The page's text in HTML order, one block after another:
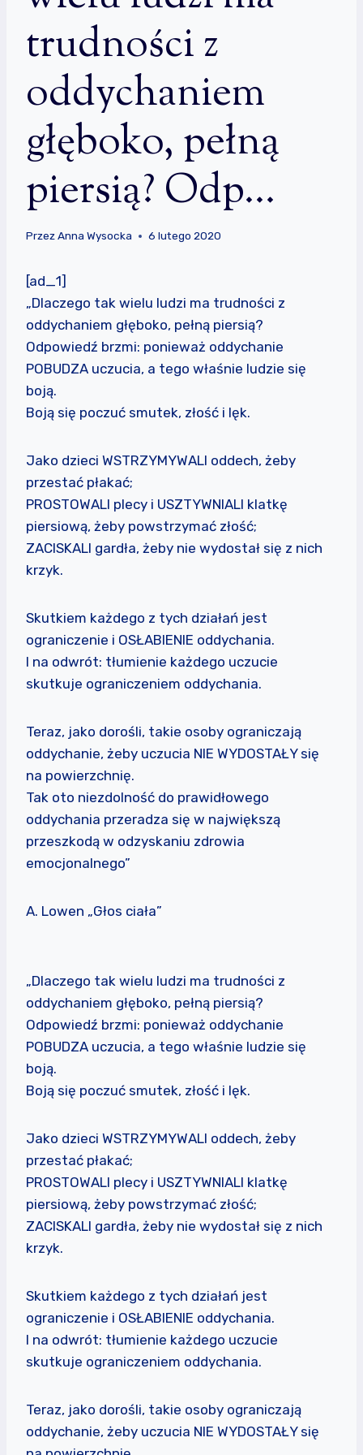
trudności z
oddychaniem
głęboko, pełną
piersią? Odp…
PrzezAnna Wysocka 6 lutego 2020
[ad_1]
„Dlaczego tak wielu ludzi ma trudności z
oddychaniem głęboko, pełną piersią?
Odpowiedź brzmi: ponieważ oddychanie
POBUDZA uczucia, a tego właśnie ludzie się
boją.
Boją się poczuć smutek, złość i lęk.
Jako dzieci WSTRZYMYWALI oddech, żeby
przestać płakać;
PROSTOWALI plecy i USZTYWNIALI klatkę
piersiową, żeby powstrzymać złość;
ZACISKALI gardła, żeby nie wydostał się z nich
krzyk.
Skutkiem każdego z tych działań jest
ograniczenie i OSŁABIENIE oddychania.
I na odwrót: tłumienie każdego uczucie
skutkuje ograniczeniem oddychania.
Teraz, jako dorośli, takie osoby ograniczają
oddychanie, żeby uczucia NIE WYDOSTAŁY się
na powierzchnię.
Tak oto niezdolność do prawidłowego
oddychania przeradza się w największą
przeszkodą w odzyskaniu zdrowia
emocjonalnego”
A. Lowen „Głos ciała”
„Dlaczego tak wielu ludzi ma trudności z
oddychaniem głęboko, pełną piersią?
Odpowiedź brzmi: ponieważ oddychanie
POBUDZA uczucia, a tego właśnie ludzie się
boją.
Boją się poczuć smutek, złość i lęk.
Jako dzieci WSTRZYMYWALI oddech, żeby
przestać płakać;
PROSTOWALI plecy i USZTYWNIALI klatkę
piersiową, żeby powstrzymać złość;
ZACISKALI gardła, żeby nie wydostał się z nich
krzyk.
Skutkiem każdego z tych działań jest
ograniczenie i OSŁABIENIE oddychania.
I na odwrót: tłumienie każdego uczucie
skutkuje ograniczeniem oddychania.
Teraz, jako dorośli, takie osoby ograniczają
oddychanie, żeby uczucia NIE WYDOSTAŁY się